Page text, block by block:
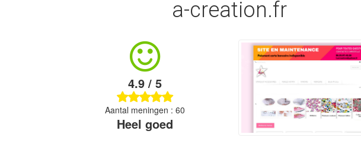
a-creation.fr
4.9 / 5
Aantal meningen : 60
Heel goed